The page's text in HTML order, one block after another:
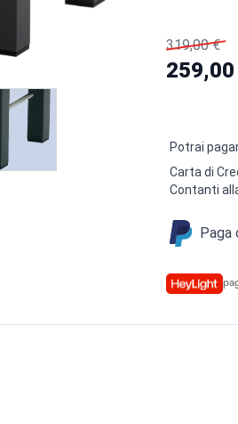
319,00 €
Potrai
Carta di
Contanti
Paga